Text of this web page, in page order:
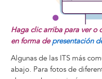
Haga clic arriba para ver o
en forma depresentación
Algunas de las ITS más
abajo. Para fotos de